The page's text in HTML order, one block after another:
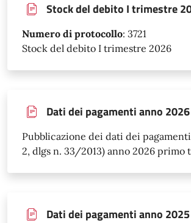
Stock del debito I trimestre
Numero di protocollo: 3721
Stock del debito I trimestre 2026
Dati dei pagamenti anno
Pubblicazione dei dati dei
2, dlgs n. 33/2013) anno 2026 primo
Dati dei pagamenti anno